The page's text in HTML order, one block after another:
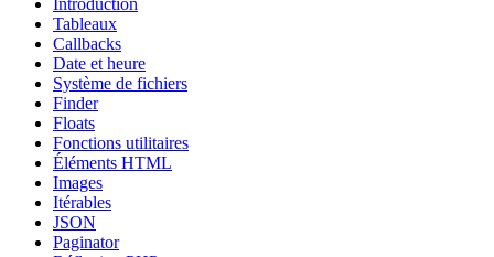
Tableaux
Callbacks
Date et heure
Système de fichiers
Finder
Floats
Fonctions utilitaires
Éléments HTML
Images
Itérables
JSON
Paginator